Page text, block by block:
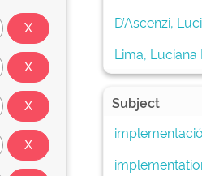
D’Ascenzi,
Lima, Luciana
Subject